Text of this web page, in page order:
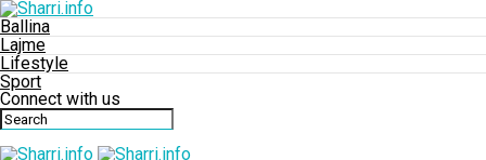
Ballina
Lajme
Lifestyle
Sport
Connect with us